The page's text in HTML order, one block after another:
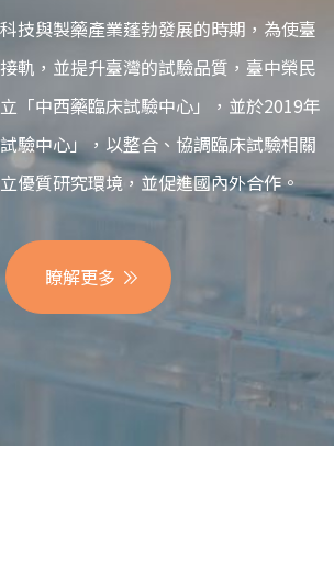
技與製藥產業蓬勃發展的時期，為使臺
軌，並提升臺灣的試驗品質，臺中榮民
「中西藥臨床試驗中心」，並於2019年
驗中心」，以整合、協調臨床試驗相關
優質研究環境，並促進國內外合作。
瞭解更多